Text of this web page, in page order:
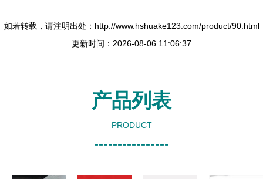
如若转载，请注明出处：http://www.hshuake123.com/product/90.html
更新时间：2026-08-06 11:06:37
产品列表
PRODUCT
----------------